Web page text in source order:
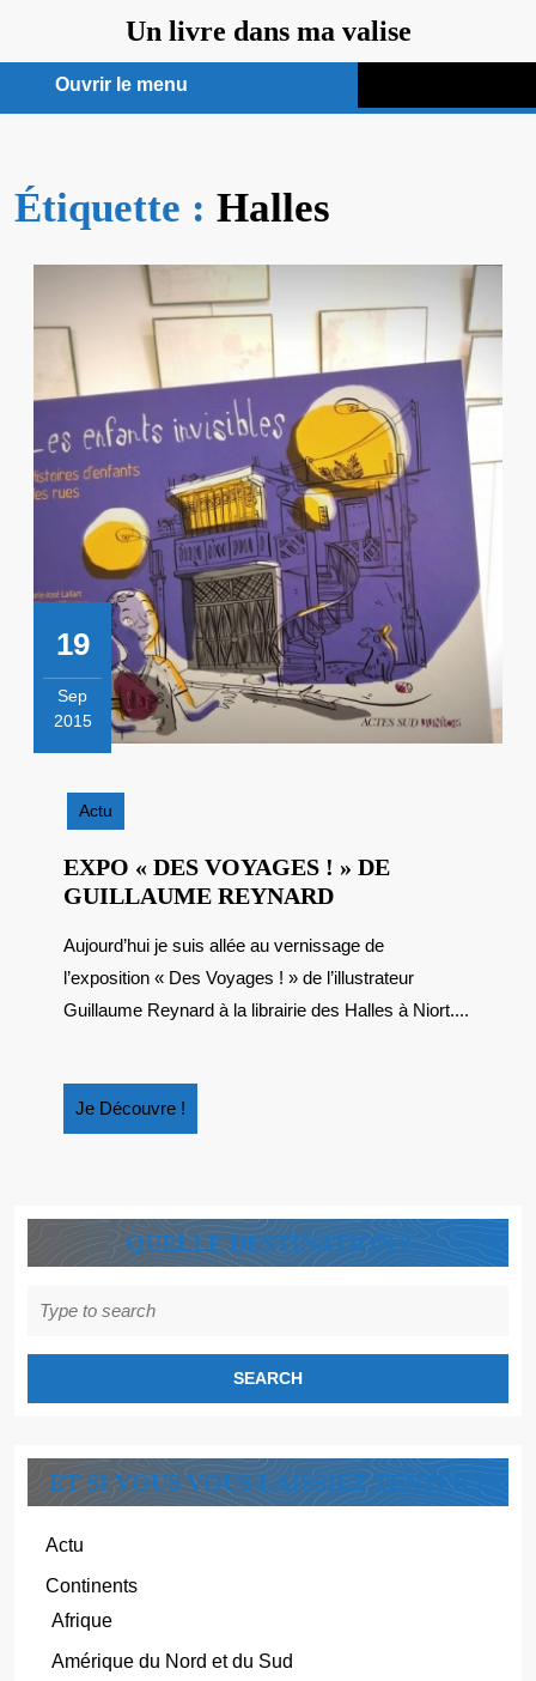
contenu
Un livre dans ma valise
Ouvrir le menu
menu
Étiquette : Halles
19
Sep
2015
2015
Actu
EXPO « DES VOYAGES ! » DE
GUILLAUME REYNARDEXPO
VOYAGES
! »
DE
Aujourd’hui je suis allée au vernissage de
l’exposition « Des Voyages ! » de l’illustrateur
Guillaume Reynard à la librairie des Halles à Niort....
Je Découvre !
Découvre
QUELLE DESTINATION ?
for:
ET SI VOUS VOUS LAISSIEZ TENTER ?
Actu
Continents
Afrique
Amérique du Nord et du Sud